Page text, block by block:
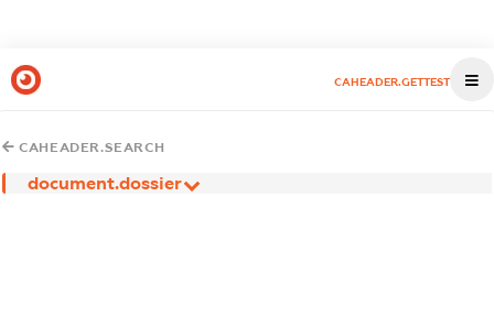
CAHEADER.GETTEST
CAHEADER.SEARCH
document.dossier